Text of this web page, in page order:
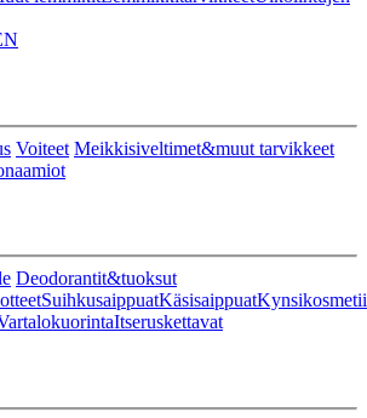
Voiteet Meikkisiveltimet&muut tarvikkeet
Deodorantit&tuoksut
SuihkusaippuatKäsisaippuat
Itseruskettavat